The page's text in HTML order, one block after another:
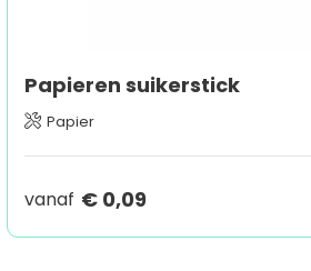
Papieren suikerstick
Papier
vanaf € 0,09